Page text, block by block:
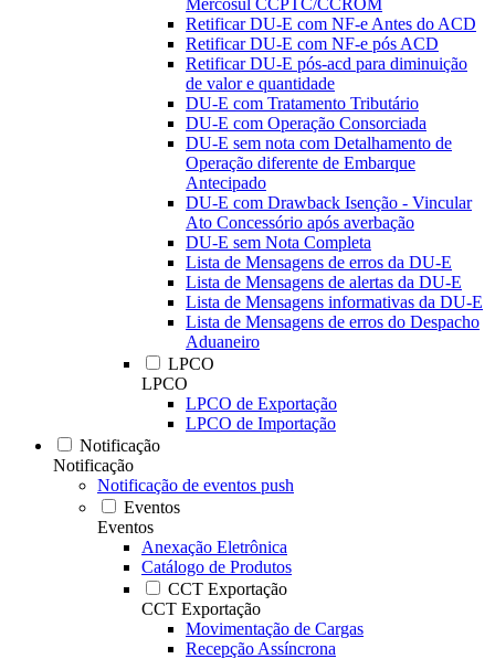
Mercosul CCPTC/CCROM
Retificar DU-E com NF-e Antes do ACD
Retificar DU-E com NF-e pós ACD
Retificar DU-E pós-acd para diminuição
de valor e quantidade
DU-E com Tratamento Tributário
DU-E com Operação Consorciada
DU-E sem nota com Detalhamento de
Operação diferente de Embarque
Antecipado
DU-E com Drawback Isenção - Vincular
Ato Concessório após averbação
DU-E sem Nota Completa
Lista de Mensagens de erros da DU-E
Lista de Mensagens de alertas da DU-E
Lista de Mensagens informativas da DU-E
Lista de Mensagens de erros do Despacho
Aduaneiro
LPCO
LPCO
LPCO de Exportação
LPCO de Importação
Notificação
Notificação
Notificação de eventos push
Eventos
Eventos
Anexação Eletrônica
Catálogo de Produtos
CCT Exportação
CCT Exportação
Movimentação de Cargas
Recepção Assíncrona